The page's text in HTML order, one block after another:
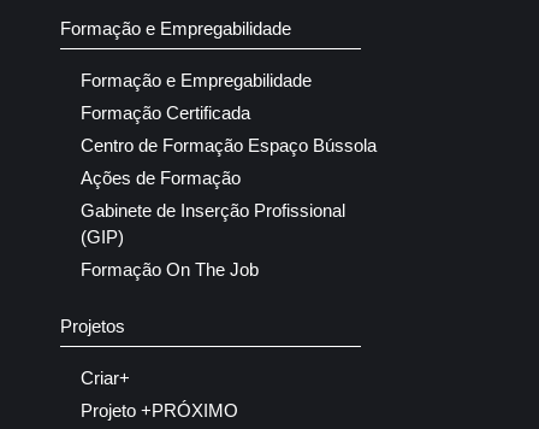
Formação e Empregabilidade
Formação e Empregabilidade
Formação Certificada
Centro de Formação Espaço Bússola
Ações de Formação
Gabinete de Inserção Profissional
(GIP)
Formação On The Job
Projetos
Criar+
Projeto +PRÓXIMO